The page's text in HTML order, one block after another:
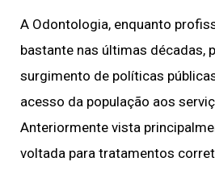
A Odontologia, enquanto
bastante nas últimas décadas,
surgimento de políticas
acesso da população aos
Anteriormente vista
voltada para tratamentos